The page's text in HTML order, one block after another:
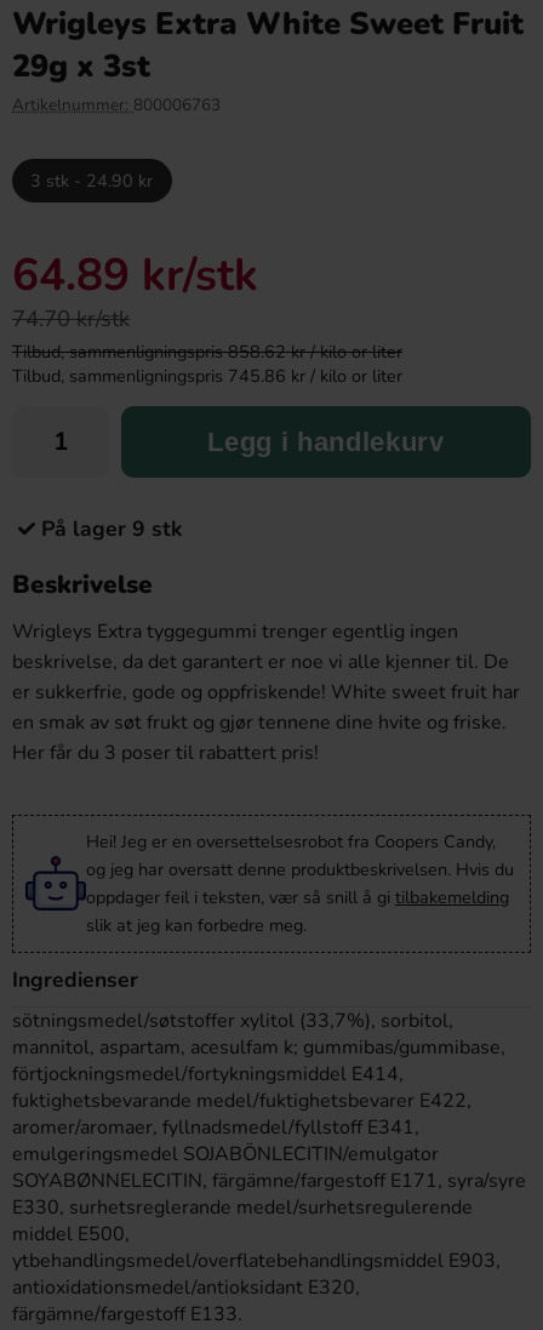
10x20cl
89.90 kr
Köp
2.5kg
Wrigleys Extra White Sweet Fruit
29g x 3st
Artikelnummer: 800006763
3 stk - 24.90 kr
64.89 kr/stk
74.70 kr/stk
Tilbud, sammenligningspris 858.62 kr / kilo or liter
Tilbud, sammenligningspris 745.86 kr / kilo or liter
Legg i handlekurv
På lager 9 stk
Beskrivelse
Wrigleys Extra tyggegummi trenger egentlig ingen
beskrivelse, da det garantert er noe vi alle kjenner til. De
er sukkerfrie, gode og oppfriskende! White sweet fruit har
en smak av søt frukt og gjør tennene dine hvite og friske.
Her får du 3 poser til rabattert pris!
Hei! Jeg er en oversettelsesrobot fra Coopers Candy,
og jeg har oversatt denne produktbeskrivelsen. Hvis du
oppdager feil i teksten, vær så snill å gi tilbakemelding
slik at jeg kan forbedre meg.
Ingredienser
sötningsmedel/søtstoffer xylitol (33,7%), sorbitol,
mannitol, aspartam, acesulfam k; gummibas/gummibase,
förtjockningsmedel/fortykningsmiddel E414,
fuktighetsbevarande medel/fuktighetsbevarer E422,
aromer/aromaer, fyllnadsmedel/fyllstoff E341,
emulgeringsmedel SOJABÖNLECITIN/emulgator
SOYABØNNELECITIN, färgämne/fargestoff E171, syra/syre
E330, surhetsreglerande medel/surhetsregulerende
middel E500,
ytbehandlingsmedel/overflatebehandlingsmiddel E903,
antioxidationsmedel/antioksidant E320,
färgämne/fargestoff E133.